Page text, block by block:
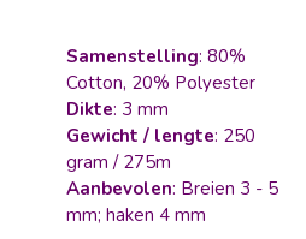
Samenstelling: 80%
Cotton, 20% Polyester
Dikte: 3 mm
Gewicht / lengte: 250
gram / 275m
Aanbevolen: Breien 3 - 5
mm; haken 4 mm